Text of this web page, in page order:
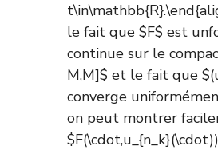
le fait que $F$ est
continue sur le
M,M]$ et le fait que
converge
on peut montrer